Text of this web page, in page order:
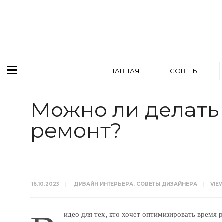
ГЛАВНАЯ СОВЕТЫ
Можно ли
ремонт?
16.10.2023 | ДИЗАЙН ИНТЕРЬЕРА, СОВЕТЫ ДИЗАЙНЕРА |
идео для тех, кто хочет оптимизировать